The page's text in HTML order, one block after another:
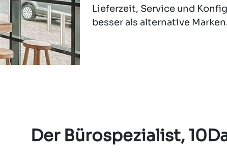
Lieferzeit, Service und
besser als alternative
Der Bürospezialist,